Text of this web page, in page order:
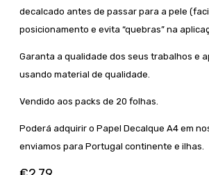
decalcado antes de passar para a pele
posicionamento e evita “quebras” na
Garanta a qualidade dos seus trabalhos e
usando material de qualidade.
Vendido aos packs de 20 folhas.
Poderá adquirir o Papel Decalque A4 em
enviamos para Portugal continente e ilhas.